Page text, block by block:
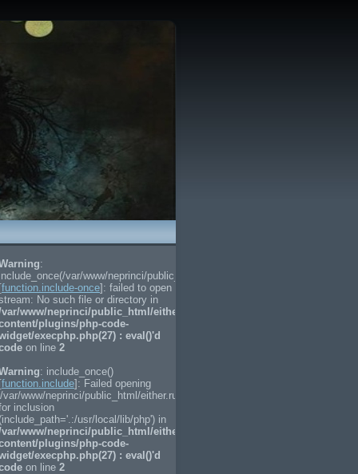
:
var/www/neprinci/public_html/either.ru/ingots/ingots_code.php)
function.include-once]: failed to open
No such file or directory in
www/neprinci/public_html/either.ru/wp-
plugins/php-code-
execphp.php(27) : eval()'d
on line 2
: include_once()
function.include]: Failed opening
var/www/neprinci/public_html/either.ru/ingots/ingots_code.php'
inclusion
usr/local/lib/php') in
www/neprinci/public_html/either.ru/wp-
plugins/php-code-
execphp.php(27) : eval()'d
on line 2